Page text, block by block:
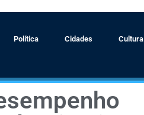
Política Cidades Cultura